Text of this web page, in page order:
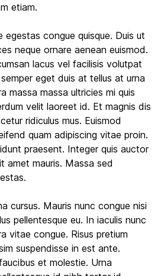
etiam.
egestas congue quisque. Duis ut
neque ornare aenean euismod.
lacus vel facilisis volutpat
eget duis at tellus at urna
massa massa ultricies mi quis
velit laoreet id. Et magnis dis
ridiculus mus. Euismod
quam adipiscing vitae proin.
praesent. Integer quis auctor
amet mauris. Massa sed
cursus. Mauris nunc congue nisi
pellentesque eu. In iaculis nunc
vitae congue. Risus pretium
suspendisse in est ante.
et molestie. Urna